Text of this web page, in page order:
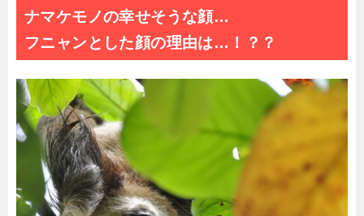
ナマケモノの幸せそうな顔…
フニャンとした顔の理由は…！？？